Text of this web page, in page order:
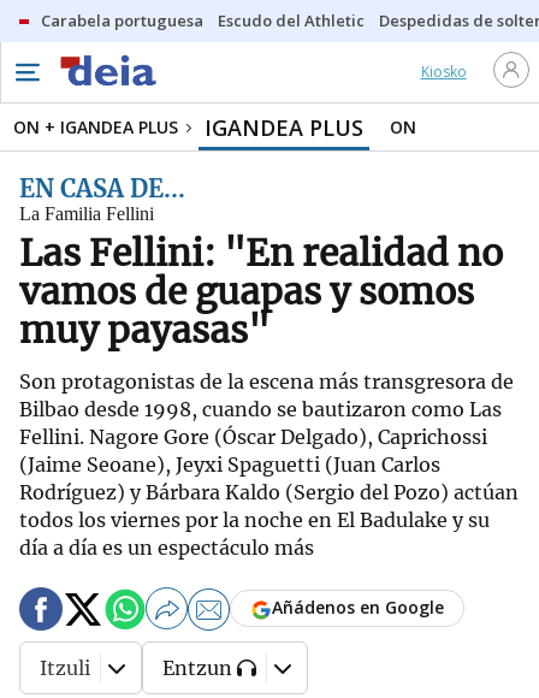
Carabela portuguesa Escudo del Athletic Despedidas de
Kiosko
ON + IGANDEA PLUS IGANDEA PLUS ON
EN CASA DE...
La Familia Fellini
Las Fellini: "En realidad no
vamos de guapas y somos
muy payasas"
Son protagonistas de la escena más transgresora de
Bilbao desde 1998, cuando se bautizaron como Las
Fellini. Nagore Gore (Óscar Delgado), Caprichossi
(Jaime Seoane), Jeyxi Spaguetti (Juan Carlos
Rodríguez) y Bárbara Kaldo (Sergio del Pozo) actúan
todos los viernes por la noche en El Badulake y su
día a día es un espectáculo más
Añádenos en Google
Itzuli Entzun